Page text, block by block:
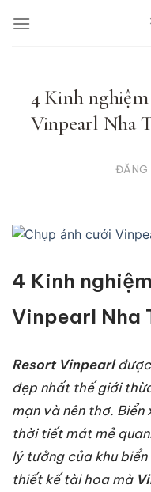
qua
4 Kinh
Vinpearl Nha
ĐĂNG
4 Kinh
Vinpearl Nha
Resort Vinpearlđược
đẹp nhất thế giới
mạn và nên thơ.
thời tiết mát mẻ
lý tưởng của khu
thiết kế tài hoa mà